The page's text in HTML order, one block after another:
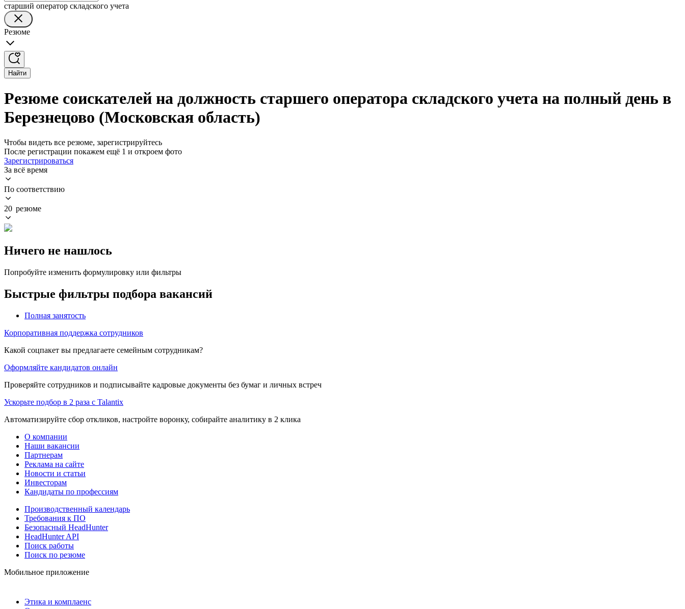
старший оператор складского учета
Резюме
Найти
Резюме соискателей на должность старшего оператора складского учета на полный день в
Березнецово (Московская область)
Чтобы видеть все резюме, зарегистрируйтесь
После регистрации покажем ещё 1 и откроем фото
Зарегистрироваться
За всё время
По соответствию
20 резюме
Ничего не нашлось
Попробуйте изменить формулировку или фильтры
Быстрые фильтры подбора вакансий
Полная занятость
Корпоративная поддержка сотрудников
Какой соцпакет вы предлагаете семейным сотрудникам?
Оформляйте кандидатов онлайн
Проверяйте сотрудников и подписывайте кадровые документы без бумаг и личных встреч
Ускорьте подбор в 2 раза с Talantix
Автоматизируйте сбор откликов, настройте воронку, собирайте аналитику в 2 клика
О компании
Наши вакансии
Партнерам
Реклама на сайте
Новости и статьи
Инвесторам
Кандидаты по профессиям
Производственный календарь
Требования к ПО
Безопасный HeadHunter
HeadHunter API
Поиск работы
Поиск по резюме
Мобильное приложение
Этика и комплаенс